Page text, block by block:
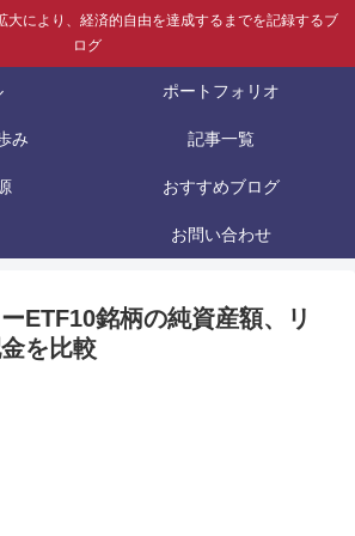
大により、経済的自由を達成するまでを記録するブ
ログ
ポートフォリオ
み 記事一覧
おすすめブログ
お問い合わせ
ETF10銘柄の純資産額、リ
を比較